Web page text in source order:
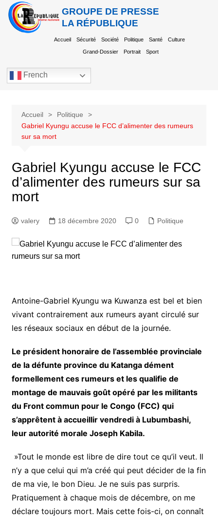
GROUPE DE PRESSE
LA RÉPUBLIQUE
Accueil Sécurité Société Politique Santé Culture
Grand-Dossier Portrait Sport
French
Accueil
Politique
Gabriel Kyungu accuse le FCC d’alimenter des rumeurs
sur sa mort
Gabriel Kyungu accuse le FCC
d’alimenter des rumeurs sur sa
mort
valery 18 décembre 2020 0 Politique
Antoine-Gabriel Kyungu wa Kuwanza est bel et bien
vivant contrairement aux rumeurs ayant circulé sur
les réseaux sociaux en début de la journée.
Le président honoraire de l’assemblée provinciale
de la défunte province du Katanga dément
formellement ces rumeurs et les qualifie de
montage de mauvais goût opéré par les militants
du Front commun pour le Congo (FCC) qui
s’apprêtent à accueillir vendredi à Lubumbashi,
leur autorité morale Joseph Kabila.
»Tout le monde est libre de dire tout ce qu’il veut. Il
n’y a que celui qui m’a créé qui peut décider de la fin
de ma vie, le bon Dieu. Je ne suis pas surpris.
Pratiquement à chaque mois de décembre, on me
déclare toujours mort. Mais cette fois-ci, on connaît